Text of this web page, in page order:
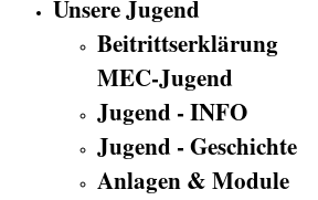
Unsere Jugend
Beitrittserklärung
MEC-Jugend
Jugend - INFO
Jugend - Geschichte
Anlagen & Module